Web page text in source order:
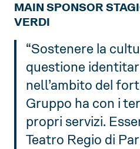
MAIN SPONSOR
VERDI
“Sostenere la
questione
nell’ambito del
Gruppo ha con i
propri servizi.
Teatro Regio di